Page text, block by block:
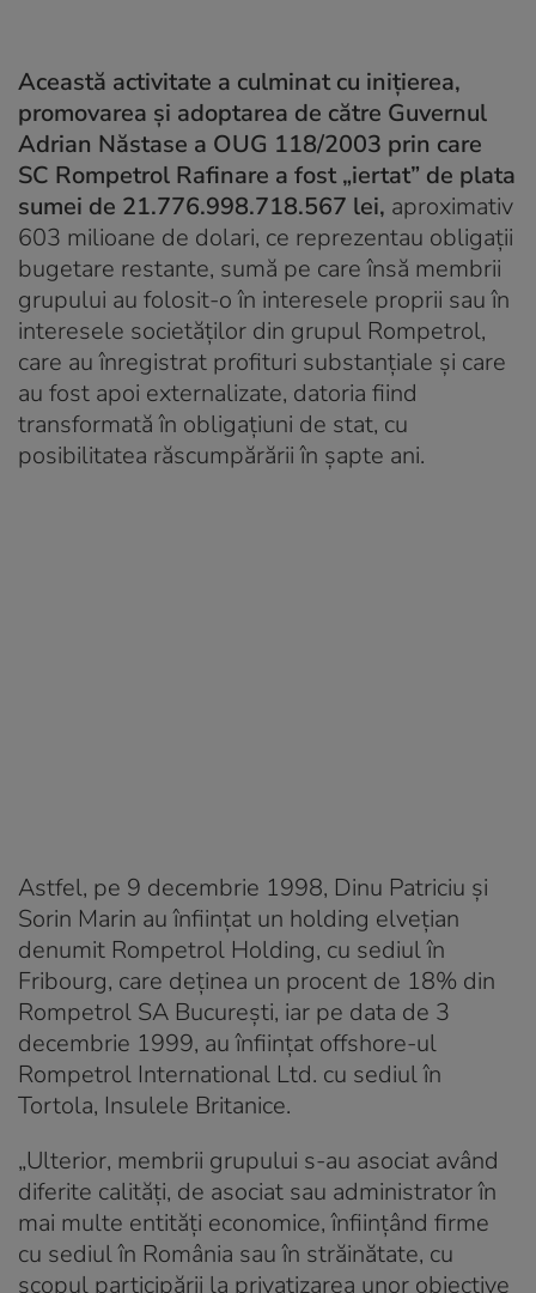
Această activitate a culminat cu inițierea,
promovarea și adoptarea de către Guvernul
Adrian Năstase a OUG 118/2003 prin care
SC Rompetrol Rafinare a fost „iertat” de plata
sumei de 21.776.998.718.567 lei, aproximativ
603 milioane de dolari, ce reprezentau obligații
bugetare restante, sumă pe care însă membrii
grupului au folosit-o în interesele proprii sau în
interesele societăților din grupul Rompetrol,
care au înregistrat profituri substanțiale și care
au fost apoi externalizate, datoria fiind
transformată în obligațiuni de stat, cu
posibilitatea răscumpărării în șapte ani.
Astfel, pe 9 decembrie 1998, Dinu Patriciu și
Sorin Marin au înființat un holding elvețian
denumit Rompetrol Holding, cu sediul în
Fribourg, care deținea un procent de 18% din
Rompetrol SA București, iar pe data de 3
decembrie 1999, au înființat offshore-ul
Rompetrol International Ltd. cu sediul în
Tortola, Insulele Britanice.
„Ulterior, membrii grupului s-au asociat având
diferite calități, de asociat sau administrator în
mai multe entități economice, înființând firme
cu sediul în România sau în străinătate, cu
scopul participării la privatizarea unor obiective